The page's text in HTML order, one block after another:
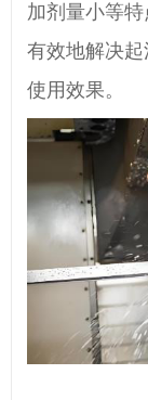
加剂量小等
有效地解决
使用效果。